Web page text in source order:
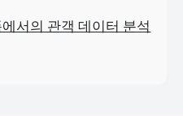
서의 관객 데이터 분석